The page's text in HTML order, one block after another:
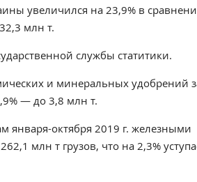
увеличился на 23,9% в
млн т.
службы статитики.
и минеральных удобрений
— до 3,8 млн т.
января-октября 2019 г. железными
млн т грузов, что на 2,3%